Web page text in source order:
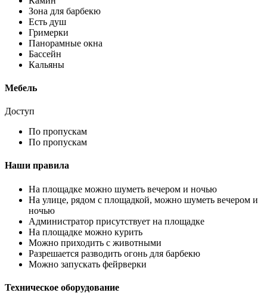
Зона для барбекю
Есть душ
Гримерки
Панорамные окна
Бассейн
Кальяны
Мебель
Доступ
По пропускам
По пропускам
Наши правила
На площадке можно шуметь вечером и ночью
На улице, рядом с площадкой, можно шуметь вечером и
ночью
Администратор присутствует на площадке
На площадке можно курить
Можно приходить с животными
Разрешается разводить огонь для барбекю
Можно запускать фейрверки
Техническое оборудование